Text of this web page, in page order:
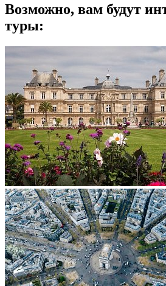
Возможно, вам будут
туры: